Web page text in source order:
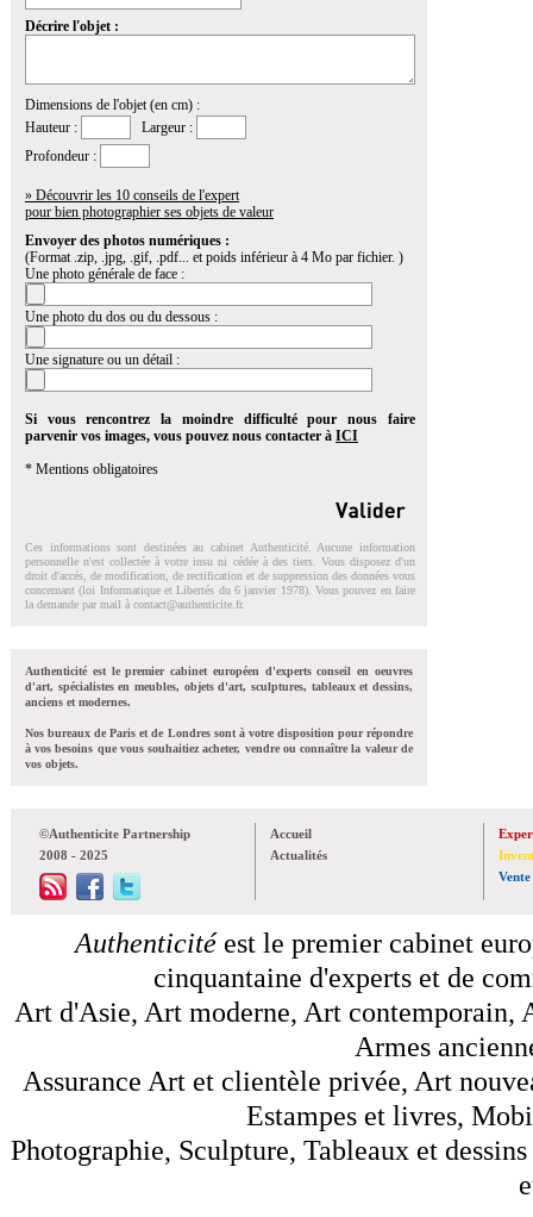
Décrire l'objet :
Dimensions de l'objet (en cm) :
Hauteur :
Largeur :
Profondeur :
» Découvrir les 10 conseils de l'expert
pour bien photographier ses objets de valeur
Envoyer des photos numériques :
(Format .zip, .jpg, .gif, .pdf... et poids inférieur à 4 Mo par fichier. )
Une photo générale de face :
Une photo du dos ou du dessous :
Une signature ou un détail :
Si vous rencontrez la moindre difficulté pour nous faire
parvenir vos images, vous pouvez nous contacter à ICI
* Mentions obligatoires
Ces informations sont destinées au cabinet Authenticité. Aucune information
personnelle n'est collectée à votre insu ni cédée à des tiers. Vous disposez d'un
droit d'accés, de modification, de rectification et de suppression des données vous
concernant (loi Informatique et Libertés du 6 janvier 1978). Vous pouvez en faire
la demande par mail à contact@authenticite.fr.
Authenticité est le premier cabinet européen d'experts conseil en oeuvres
d'art, spécialistes en meubles, objets d'art, sculptures, tableaux et dessins,
anciens et modernes.
Nos bureaux de Paris et de Londres sont à votre disposition pour répondre
à vos besoins que vous souhaitiez acheter, vendre ou connaître la valeur de
vos objets.
©Authenticite Partnership
2008 - 2025
Accueil
Actualités
Vente
Authenticitéest le premier cabinet
cinquantaine d'experts et de
Art d'Asie, Art moderne, Art contemporain,
Armes
Assurance Art et clientèle privée, Art
Estampes et livres,
Photographie, Sculpture, Tableaux et